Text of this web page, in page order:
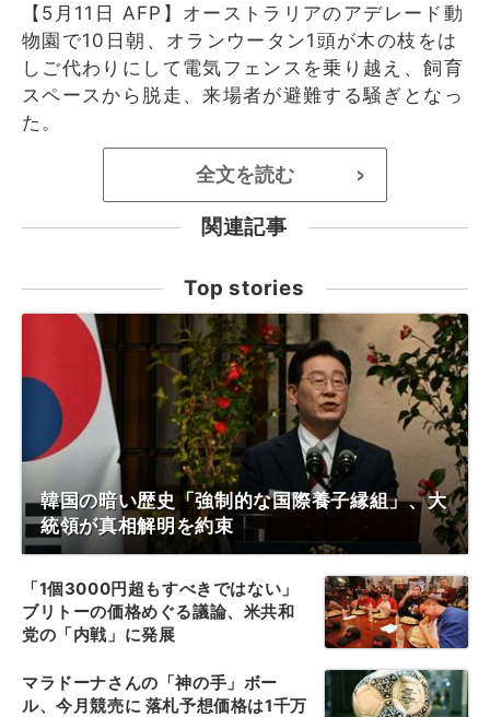
【5月11日 AFP】オーストラリアのアデレード動
物園で10日朝、オランウータン1頭が木の枝をは
しご代わりにして電気フェンスを乗り越え、飼育
スペースから脱走、来場者が避難する騒ぎとなっ
た。
全文を読む >
関連記事
Top stories
韓国の暗い歴史「強制的な国際養子縁組」、大
統領が真相解明を約束
「1個3000円超もすべきではない」
ブリトーの価格めぐる議論、米共和
党の「内戦」に発展
マラドーナさんの「神の手」ボー
ル、今月競売に 落札予想価格は1千万